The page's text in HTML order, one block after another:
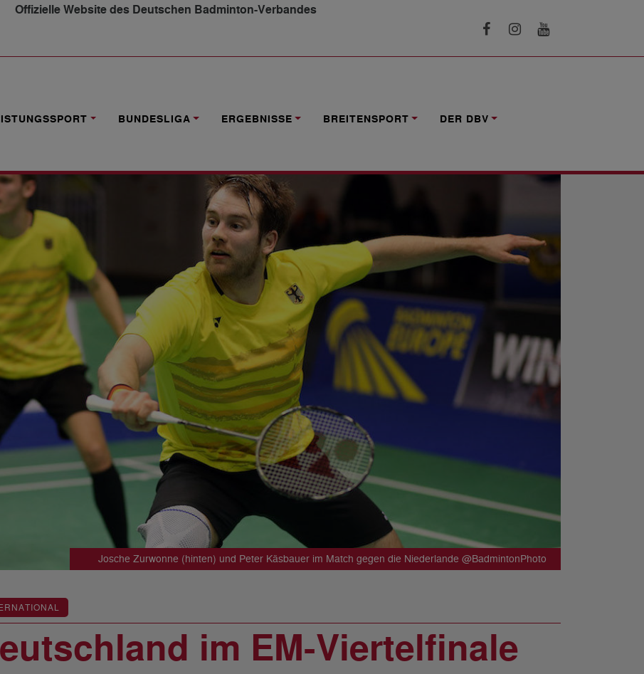
Offizielle Website des Deutschen Badminton-Verbandes
BUNDESLIGA ERGEBNISSE BREITENSPORT DER DBV
Josche Zurwonne (hinten) und Peter Käsbauer im Match gegen die Niederlande @BadmintonPhoto
im EM-Viertelfinale